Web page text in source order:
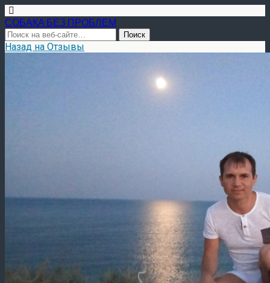
СОБАКА БЕЗ ПРОБЛЕМ
Назад на Отзывы